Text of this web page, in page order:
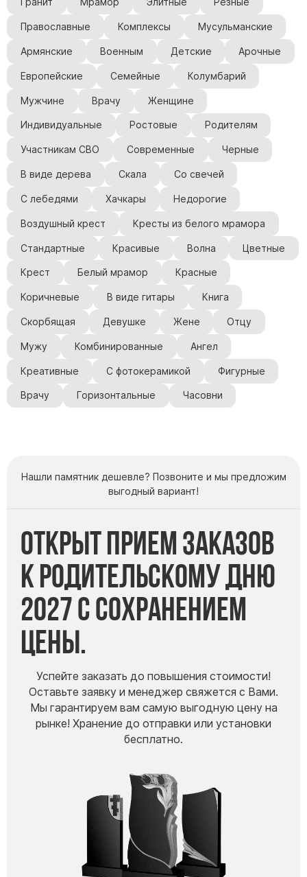
Гранит Мрамор Элитные Резные
Православные Комплексы Мусульманские
Армянские Военным Детские Арочные
Европейские Семейные Колумбарий
Мужчине Врачу Женщине
Индивидуальные Ростовые Родителям
Участникам СВО Современные Черные
В виде дерева Скала Со свечей
С лебедями Хачкары Недорогие
Воздушный крест Кресты из белого мрамора
Стандартные Красивые Волна Цветные
Крест Белый мрамор Красные
Коричневые В виде гитары Книга
Скорбящая Девушке Жене Отцу
Мужу Комбинированные Ангел
Креативные С фотокерамикой Фигурные
Врачу Горизонтальные Часовни
Нашли памятник дешевле? Позвоните и мы предложим
выгодный вариант!
Открыт прием заказов
к Родительскому дню
2027 с сохранением
цены.
Успейте заказать до повышения стоимости!
Оставьте заявку и менеджер свяжется с Вами.
Мы гарантируем вам самую выгодную цену на
рынке! Хранение до отправки или установки
бесплатно.